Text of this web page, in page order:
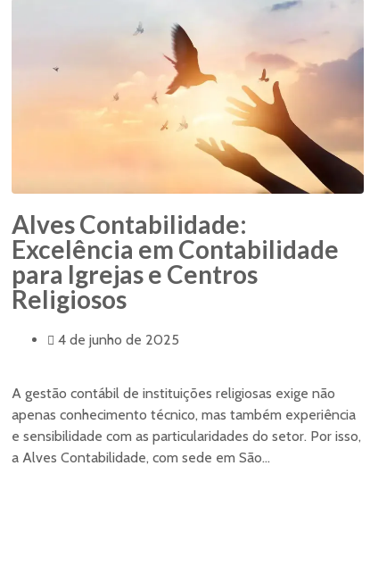
Alves Contabilidade:
Excelência em Contabilidade
para Igrejas e Centros
Religiosos
4 de junho de 2025
A gestão contábil de instituições religiosas exige não
apenas conhecimento técnico, mas também experiência
e sensibilidade com as particularidades do setor. Por isso,
a Alves Contabilidade, com sede em São...